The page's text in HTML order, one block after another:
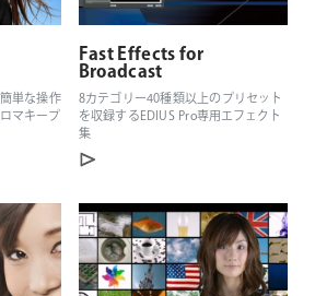
単な操作
マキープ
Fast Effects for
Broadcast
8カテゴリー40種類以上のプリセット
を収録するEDIUS Pro専用エフェクト
集